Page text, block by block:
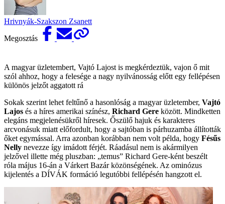
Hrivnyák-Szakszon Zsanett
Megosztás
A magyar üzletembert, Vajtó Lajost is megkérdeztük, vajon ő mit
szól ahhoz, hogy a felesége a nagy nyilvánosság előtt egy fellépésen
különös jelzőt aggatott rá
Sokak szerint lehet feltűnő a hasonlóság a magyar üzletember, Vajtó
Lajos és a híres amerikai színész, Richard Gere között. Mindketten
elegáns megjelenésükről híresek. Őszülő hajuk és karakteres
arcvonásuk miatt előfordult, hogy a sajtóban is párhuzamba állították
őket egymással. Arra azonban korábban nem volt példa, hogy Fésűs
Nelly nevezze így imádott férjét. Ráadásul nem is akármilyen
jelzővel illette még pluszban: „temus” Richard Gere-ként beszélt
róla május 16-án a Várkert Bazár közönségének. Az ominózus
kijelentés a DÍVÁK formáció legutóbbi fellépésén hangzott el.